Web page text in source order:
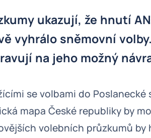
ukazují, že hnutí
vyhrálo sněmovní
na jeho možný
se volbami do
mapa České republiky by
volebních průzkumů by